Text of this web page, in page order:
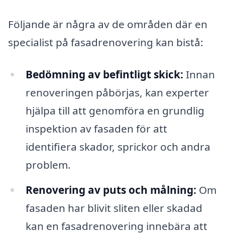
Följande är några av de områden där en
specialist på fasadrenovering kan bistå:
Bedömning av befintligt skick: Innan
renoveringen påbörjas, kan experter
hjälpa till att genomföra en grundlig
inspektion av fasaden för att
identifiera skador, sprickor och andra
problem.
Renovering av puts och målning: Om
fasaden har blivit sliten eller skadad
kan en fasadrenovering innebära att